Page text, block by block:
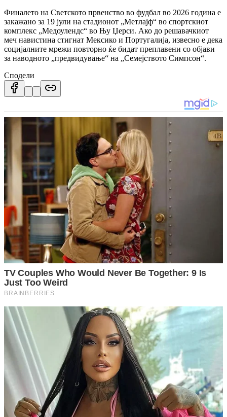
Финалето на Светското првенство во фудбал во 2026 година е
закажано за 19 јули на стадионот „Метлајф“ во спортскиот
комплекс „Медоулендс“ во Њу Џерси. Ако до решавачкиот
меч навистина стигнат Мексико и Португалија, извесно е дека
социјалните мрежи повторно ќе бидат преплавени со објави
за наводното „предвидување“ на „Семејството Симпсон“.
Сподели